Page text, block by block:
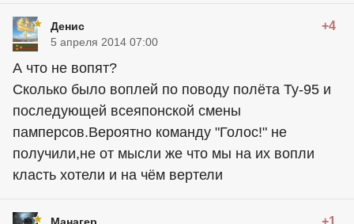
Денис +4
5 апреля 2014 07:00
А что не вопят?
Сколько было воплей по поводу полёта Ту-95 и
последующей всеяпонской смены
памперсов.Вероятно команду "Голос!" не
получили,не от мысли же что мы на их вопли
класть хотели и на чём вертели